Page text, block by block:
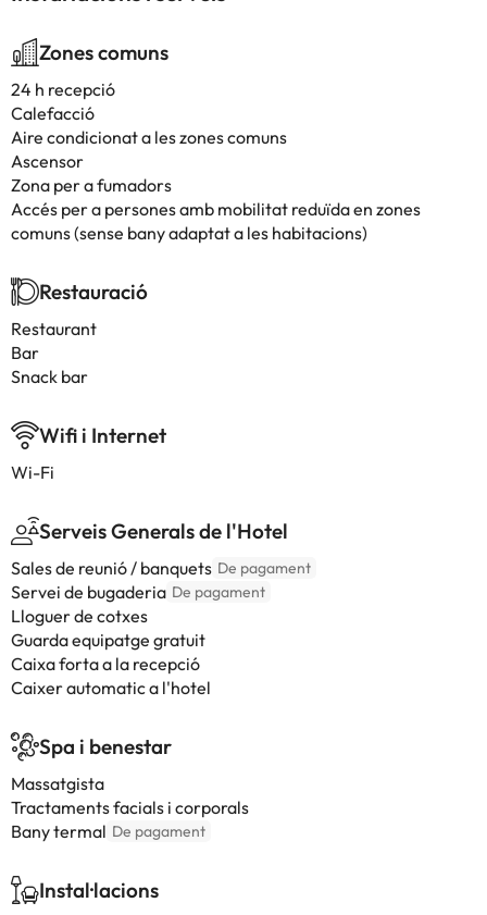
Zones comuns
24 h recepció
Calefacció
Aire condicionat a les zones comuns
Ascensor
Zona per a fumadors
Accés per a persones amb mobilitat reduïda en zones
comuns (sense bany adaptat a les habitacions)
Restauració
Restaurant
Bar
Snack bar
Wifi i Internet
Wi-Fi
Serveis Generals de l'Hotel
Sales de reunió / banquets De pagament
Servei de bugaderia De pagament
Lloguer de cotxes
Guarda equipatge gratuit
Caixa forta a la recepció
Caixer automatic a l'hotel
Spa i benestar
Massatgista
Tractaments facials i corporals
Bany termal De pagament
Instal·lacions